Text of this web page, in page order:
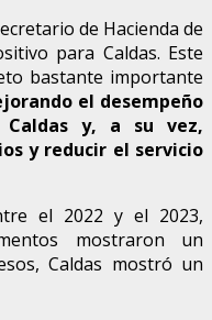
de Hacienda de
para Caldas. Este
bastante importante
el desempeño
y, a su vez,
y reducir el servicio
el 2022 y el 2023,
mostraron un
Caldas mostró un